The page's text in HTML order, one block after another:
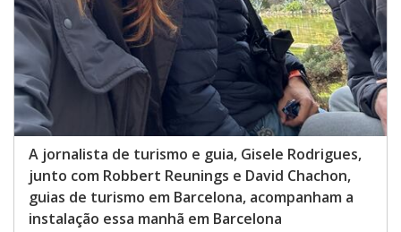
A jornalista de turismo e guia, Gisele Rodrigues,
junto com Robbert Reunings e David Chachon,
guias de turismo em Barcelona, acompanham a
instalação essa manhã em Barcelona